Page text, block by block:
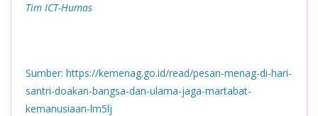
Tim ICT-Humas
Sumber: https://kemenag.go.id/read/pesan-menag-di-hari-
santri-doakan-bangsa-dan-ulama-jaga-martabat-
kemanusiaan-lm5lj